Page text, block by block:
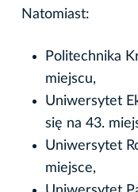
Natomiast:
Politechnika
miejscu,
Uniwersytet
się na 43.
Uniwersytet
miejsce,